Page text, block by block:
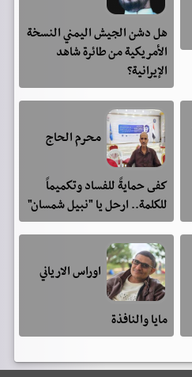
هل دشن الجيش اليمني النسخة
الأمريكية من طائرة شاهد
الإيرانية؟
محرم الحاج
كفى حمايةً للفساد وتكميماً
للكلمة.. ارحل يا "نبيل شمسان"
اوراس الارياني
مايا والنافذة